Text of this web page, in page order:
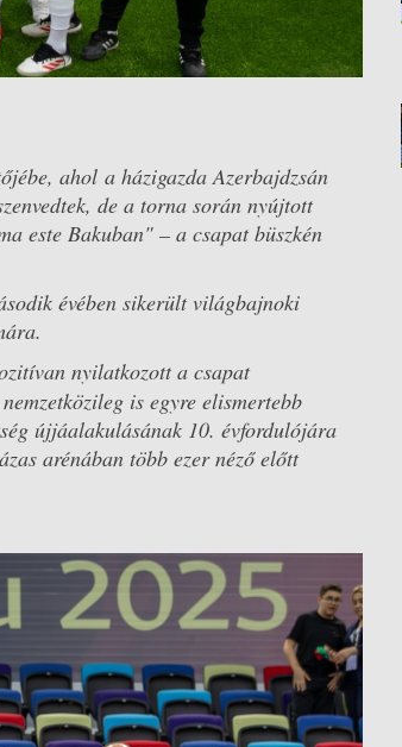
ahol a házigazda Azerbajdzsán
de a torna során nyújtott
este Bakuban" – a csapat büszkén
évében sikerült világbajnoki
nyilatkozott a csapat
is egyre elismertebb
újjáalakulásának 10. évfordulójára
arénában több ezer néző előtt